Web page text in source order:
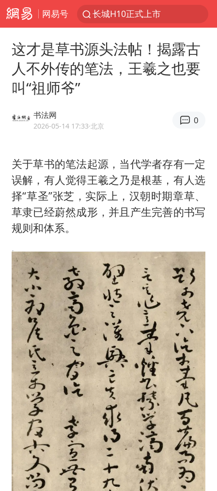
网易号
长城H10正式上市
山东日照市委副书记王峰被查
印度暴发金迪普拉病毒
24小时不关空调 电费反而更低？
涨价1元的冰红茶 两年少赚了15亿
小伙靠AI减肥 45天瘦40斤进了ICU
李亚鹏向地铁吐血女孩捐99999元
新华社权威快报|我国编制完成新版全月地质图
山东财大教授刘海明逝世 终年38岁
银行午休1.5小时 留个窗口行不行
李嫣近照曝光
总书记关心百姓身边这些民生大事
这才是草书源头法帖！揭露古
人不外传的笔法，王羲之也要
叫“祖师爷”
书法网
2026-05-14 17:33·北京
0
关于草书的笔法起源，当代学者存有一定
误解，有人觉得王羲之乃是根基，有人选
择“草圣”张芝，实际上，汉朝时期章草、
草隶已经蔚然成形，并且产生完善的书写
规则和体系。